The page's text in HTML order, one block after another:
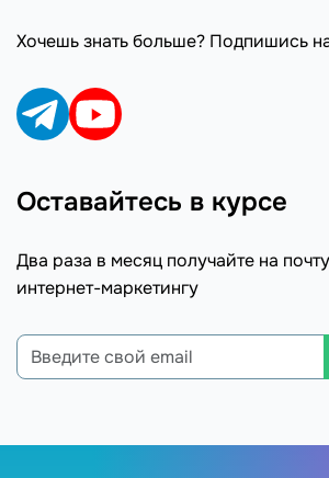
Хочешь знать больше? Подпишись
Оставайтесь в курсе
Два раза в месяц получайте на
интернет-маркетингу